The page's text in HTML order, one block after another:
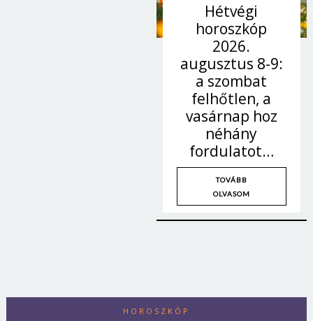
Hétvégi
horoszkóp
2026.
augusztus 8-9:
a szombat
felhőtlen, a
vasárnap hoz
néhány
fordulatot…
TOVÁBB
OLVASOM
HOROSZKÓP